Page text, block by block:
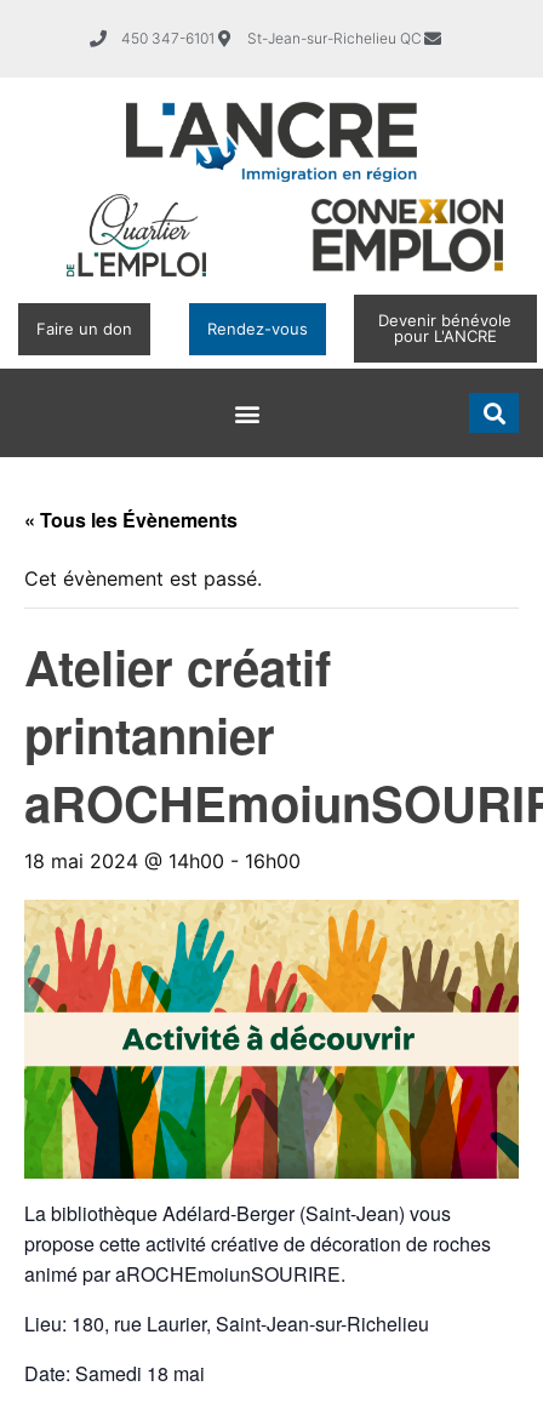
450 347-6101 St-Jean-sur-Richelieu QC
Faire un don Rendez-vous
Devenir bénévole
pour L'ANCRE
« Tous les Évènements
Cet évènement est passé.
Atelier créatif
printannier
18 mai 2024 @ 14h00 - 16h00
La bibliothèque Adélard-Berger (Saint-Jean) vous
propose cette activité créative de décoration de roches
animé par aROCHEmoiunSOURIRE.
Lieu: 180, rue Laurier, Saint-Jean-sur-Richelieu
Date: Samedi 18 mai